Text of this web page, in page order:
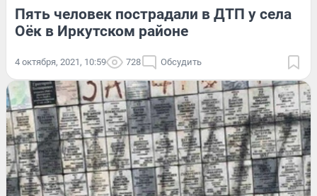
Пять человек пострадали в ДТП у села
Оёк в Иркутском районе
4 октября, 2021, 10:59 728 Обсудить